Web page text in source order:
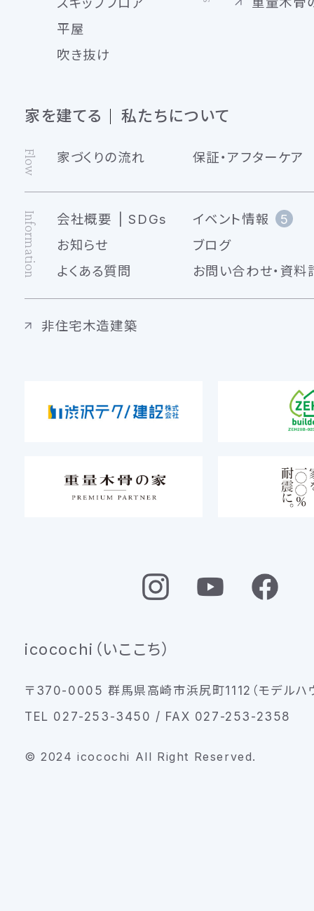
平屋
吹き抜け
家を建てる 私たちについて
Flow 家づくりの流れ 保証・アフターケア
Information 会社概要 SDGs イベント情報
5
お知らせ
ブログ
よくある質問
お問い合わせ・資料
非住宅木造建築
icocochi（いここち）
〒370-0005 群馬県高崎市浜尻町1112（モデルハ
TEL 027-253-3450 / FAX 027-253-2358
© 2024 icocochi All Right Reserved.